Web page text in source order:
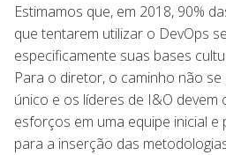
Estimamos que, em 2018, 90%
que tentarem utilizar o DevOps
especificamente suas bases
Para o diretor, o caminho não
único e os líderes de I&O devem
esforços em uma equipe inicial
para a inserção das